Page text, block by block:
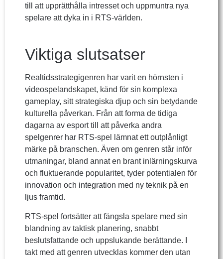
till att upprätthålla intresset och uppmuntra nya
spelare att dyka in i RTS-världen.
Viktiga slutsatser
Realtidsstrategigenren har varit en hörnsten i
videospelandskapet, känd för sin komplexa
gameplay, sitt strategiska djup och sin betydande
kulturella påverkan. Från att forma de tidiga
dagarna av esport till att påverka andra
spelgenrer har RTS-spel lämnat ett outplånligt
märke på branschen. Även om genren står inför
utmaningar, bland annat en brant inlärningskurva
och fluktuerande popularitet, tyder potentialen för
innovation och integration med ny teknik på en
ljus framtid.
RTS-spel fortsätter att fängsla spelare med sin
blandning av taktisk planering, snabbt
beslutsfattande och uppslukande berättande. I
takt med att genren utvecklas kommer den utan